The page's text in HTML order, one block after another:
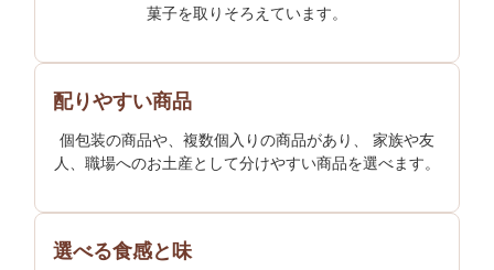
菓子を取りそろえています。
配りやすい商品
個包装の商品や、複数個入りの商品があり、 家族や友
人、職場へのお土産として分けやすい商品を選べます。
選べる食感と味